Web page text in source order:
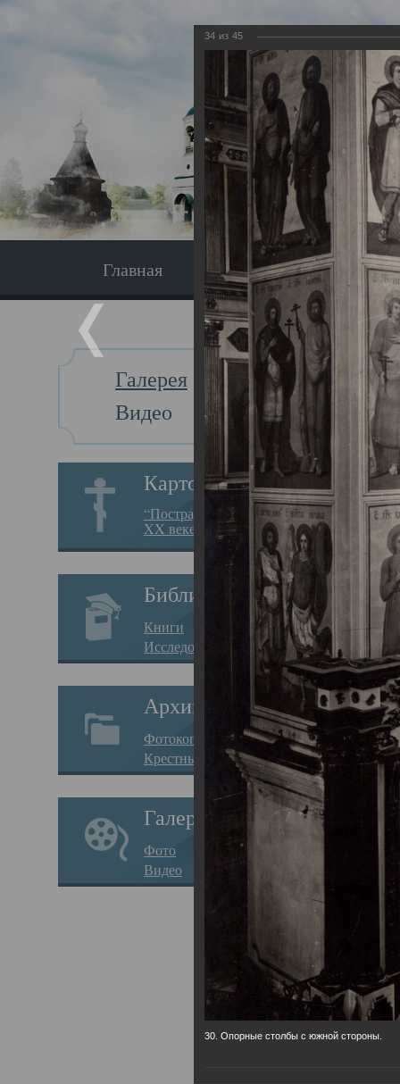
Главная Экскурсия
Галерея
Видео
Картотека
“Пострадавшие за веру в
XX веке на Севере”
Библиотека
Книги
Исследования
Архив
Фотокопии дел
Крестные ходы
Галерея
Фото
Видео
Главная
34 из 45
30. Опорные столбы с южной стороны.